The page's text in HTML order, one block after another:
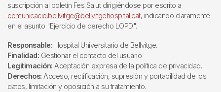
suscripción al boletín Fes Salut dirigiéndose por escrito a
comunicacio.bellvitge@bellvitgehospital.cat, indicando claramente
en el asunto "Ejercicio de derecho LOPD".
Responsable: Hospital Universitario de Bellvitge.
Finalidad: Gestionar el contacto del usuario
Legitimación: Aceptación expresa de la política de privacidad.
Derechos: Acceso, rectificación, supresión y portabilidad de los
datos, limitación y oposición a su tratamiento.